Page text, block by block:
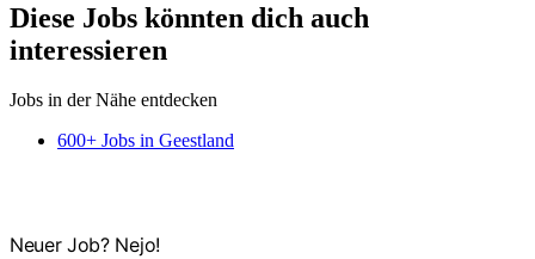
Diese Jobs könnten dich auch
interessieren
Jobs in der Nähe entdecken
600+ Jobs in Geestland
Neuer Job? Nejo!